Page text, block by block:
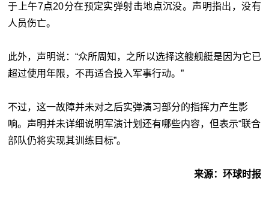
于上午7点20分在预定实弹射击地点沉没。声明指出，没有
人员伤亡。
此外，声明说：“众所周知，之所以选择这艘舰艇是因为它已
超过使用年限，不再适合投入军事行动。”
不过，这一故障并未对之后实弹演习部分的指挥力产生影
响。声明并未详细说明军演计划还有哪些内容，但表示“联合
部队仍将实现其训练目标”。
来源：环球时报